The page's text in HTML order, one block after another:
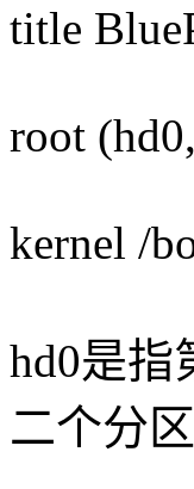
title
root
kernel /
hd0是指
二个分